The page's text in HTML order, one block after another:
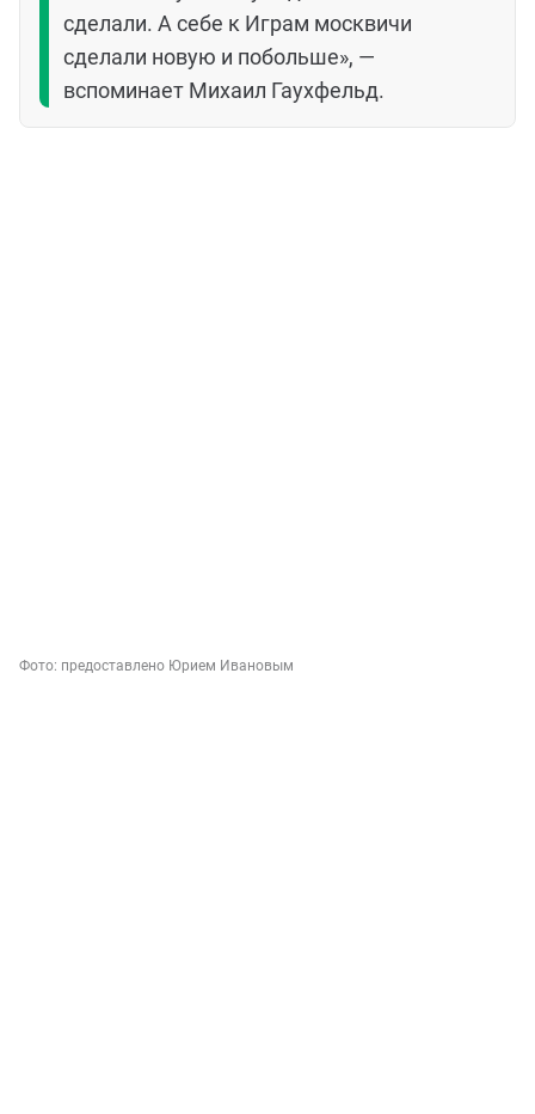
сделали. А себе к Играм москвичи
сделали новую и побольше», —
вспоминает Михаил Гаухфельд.
Фото: предоставлено Юрием Ивановым